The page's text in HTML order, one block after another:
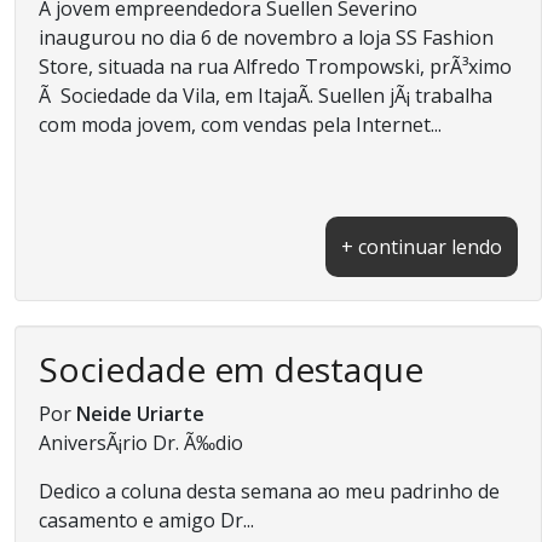
A jovem empreendedora Suellen Severino
inaugurou no dia 6 de novembro a loja SS Fashion
Store, situada na rua Alfredo Trompowski, prÃ³ximo
Ã Sociedade da Vila, em ItajaÃ­. Suellen jÃ¡ trabalha
com moda jovem, com vendas pela Internet...
+ continuar lendo
Sociedade em destaque
Por Neide Uriarte
AniversÃ¡rio Dr. Ã‰dio
Dedico a coluna desta semana ao meu padrinho de
casamento e amigo Dr...